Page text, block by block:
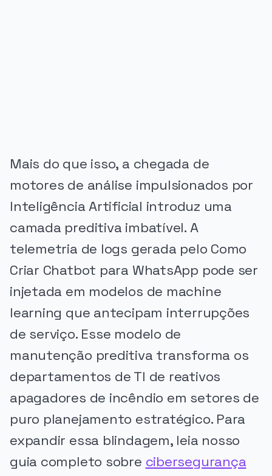
Mais do que isso, a chegada de
motores de análise impulsionados por
Inteligência Artificial introduz uma
camada preditiva imbatível. A
telemetria de logs gerada pelo Como
Criar Chatbot para WhatsApp pode ser
injetada em modelos de machine
learning que antecipam interrupções
de serviço. Esse modelo de
manutenção preditiva transforma os
departamentos de TI de reativos
apagadores de incêndio em setores de
puro planejamento estratégico. Para
expandir essa blindagem, leia nosso
guia completo sobre cibersegurança